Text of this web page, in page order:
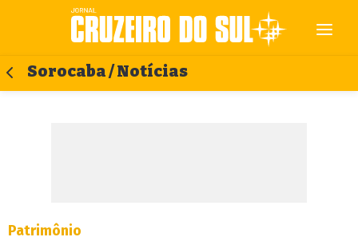
Sorocaba / Notícias
Patrimônio